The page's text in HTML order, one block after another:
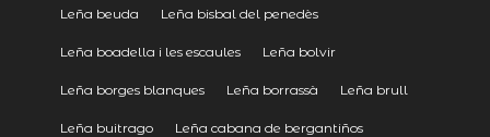
Leña beuda Leña bisbal del penedès
Leña boadella i les escaules Leña bolvir
Leña borges blanques Leña borrassà Leña brull
Leña buitrago Leña cabana de bergantiños